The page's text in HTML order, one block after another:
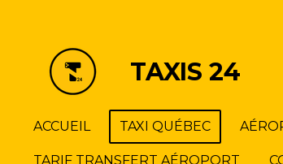
contenu
principal
TAXIS 24
ACCUEIL TAXI QUÉBEC
TARIF TRANSFERT AÉROPORT